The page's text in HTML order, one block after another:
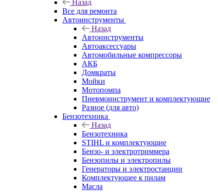
Назад
Все для ремонта
Автоинструменты
Назад
Автоинструменты
Автоаксессуары
Автомобильные компрессоры
АКБ
Домкраты
Мойки
Мотопомпа
Пневмоинструмент и комплектующие
Разное (для авто)
Бензотехника
Назад
Бензотехника
STIHL и комплектующие
Бензо- и электротриммера
Бензопилы и электропилы
Генераторы и электростанции
Комплектующее к пилам
Масла